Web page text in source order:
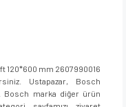
120*600 mm 2607990016
Ustapazar, Bosch
Bosch marka diğer ürün